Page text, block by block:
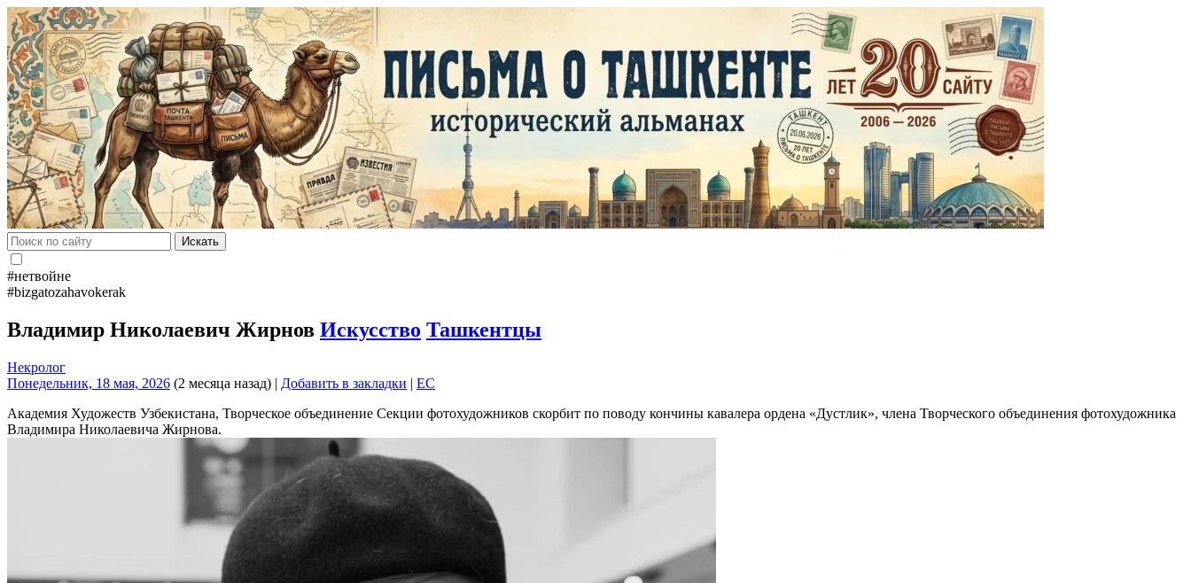
Искать
#нетвойне
#bizgatozahavokerak
Владимир Николаевич Жирнов Искусство Ташкентцы
Некролог
Понедельник, 18 мая, 2026 (2 месяца назад) | Добавить в закладки | EC
Академия Художеств Узбекистана, Творческое объединение Секции фотохудожников скорбит по поводу кончины кавалера ордена «Дустлик», члена Творческого объединения фотохудожника
Владимира Николаевича Жирнова.